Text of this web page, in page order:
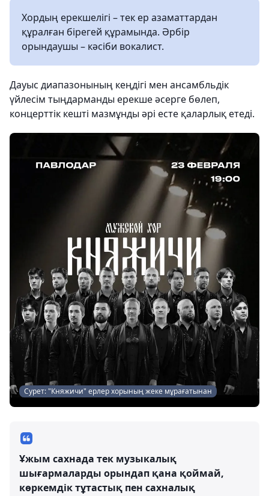
Хордың ерекшелігі – тек ер азаматтардан
құралған бірегей құрамында. Әрбір
орындаушы – кәсіби вокалист.
Дауыс диапазонының кеңдігі мен ансамбльдік
үйлесім тыңдарманды ерекше әсерге бөлеп,
концерттік кешті мазмұнды әрі есте қаларлық етеді.
Сурет: "Княжичи" ерлер хорының жеке мұрағатынан
Ұжым сахнада тек музыкалық
шығармаларды орындап қана қоймай,
көркемдік тұтастық пен сахналық